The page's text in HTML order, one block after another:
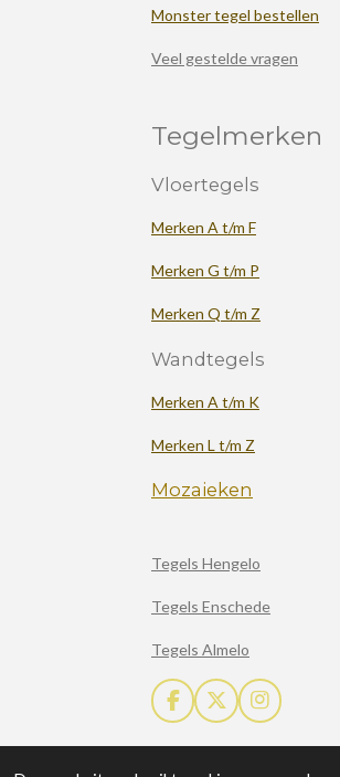
Monster tegel bestellen
Veel gestelde vragen
Tegelmerken
Vloertegels
Merken A t/m F
Merken G t/m P
Merken Q t/m Z
Wandtegels
Merken A t/m K
Merken L t/m Z
Mozaieken
Tegels Hengelo
Tegels Enschede
Tegels Almelo
F
a
c
X
I
n
s